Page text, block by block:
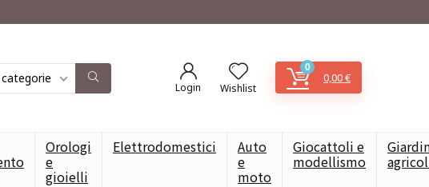
Login Wishlist
0
0,00€
Orologi
e
gioielli
Elettrodomestici Auto
e
moto
Giocattoli e
modellismo